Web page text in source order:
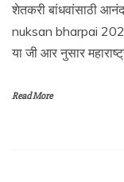
शेतकरी बांधवांसाठी
nuksan bharpai
या जी आर नुसार
Read More